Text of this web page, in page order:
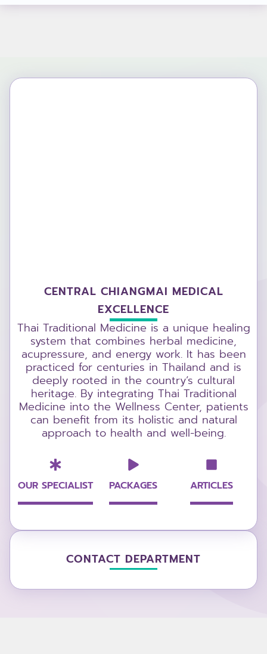
CONTACT DEPARTMENT
CENTRAL CHIANGMAI MEDICAL
EXCELLENCE
Thai Traditional Medicine is a unique healing
system that combines herbal medicine,
acupressure, and energy work. It has been
practiced for centuries in Thailand and is
deeply rooted in the country’s cultural
heritage. By integrating Thai Traditional
Medicine into the Wellness Center, patients
can benefit from its holistic and natural
approach to health and well-being.
OUR SPECIALIST PACKAGES ARTICLES